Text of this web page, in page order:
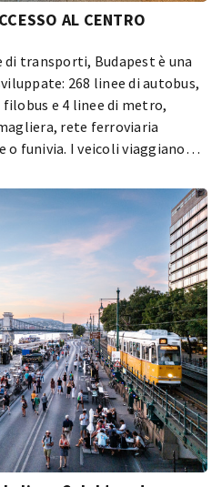
AL CENTRO
transporti, Budapest è una
268 linee di autobus,
e 4 linee di metro,
rete ferroviaria
o funivia. I veicoli viaggiano
orario notturno) o il tram 6
la notte.